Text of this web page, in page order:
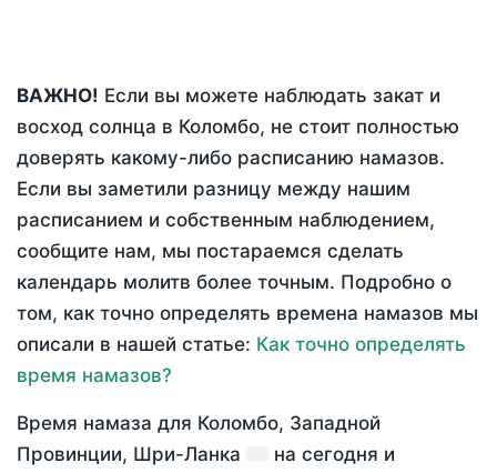
ВАЖНО! Если вы можете наблюдать закат и
восход солнца в Коломбо, не стоит полностью
доверять какому-либо расписанию намазов.
Если вы заметили разницу между нашим
расписанием и собственным наблюдением,
сообщите нам, мы постараемся сделать
календарь молитв более точным. Подробно о
том, как точно определять времена намазов мы
описали в нашей статье: Как точно определять
время намазов?
Время намаза для Коломбо, Западной
Провинции, Шри-Ланка
на сегодня и